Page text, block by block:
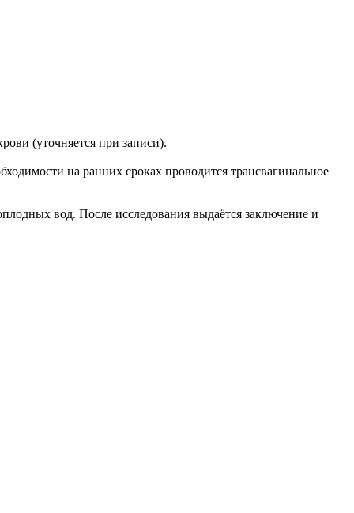
(уточняется при записи).
на ранних сроках проводится трансвагинальное
вод. После исследования выдаётся заключение и